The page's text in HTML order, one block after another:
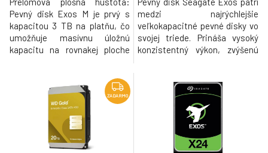
Pevný disk Exos M je prvý s
kapacitou 3 TB na platňu, čo
umožňuje masívnu úložnú
kapacitu na rovnakej ploche
umelou inteligenciou.
Bezkonkurenčná kapacita:
Viac ako 30 TB úložiska v
štandardnom 3,5-palcovom
formáte poskytuje kapacitu vo
veľkom meradle a zár
medzi najrýchlejšie
veľkokapacitné pevné disky vo
svojej triede. Prináša vysoký
konzistentný výkon, zvýšenú
je navrhnutý pre vysokú
pracovnú záťaž až 550TB/rok
24 hodín 7 dní v týždni.
Najvhodnejší pre aplikácie:
Hyperškálové
aplikácie/cloudové da
ZADARMO